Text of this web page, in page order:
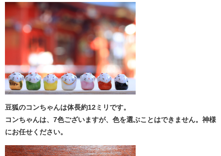
豆狐のコンちゃんは体長約12ミリです。
コンちゃんは、7色ございますが、色を選ぶことはできません。神様
にお任せください。